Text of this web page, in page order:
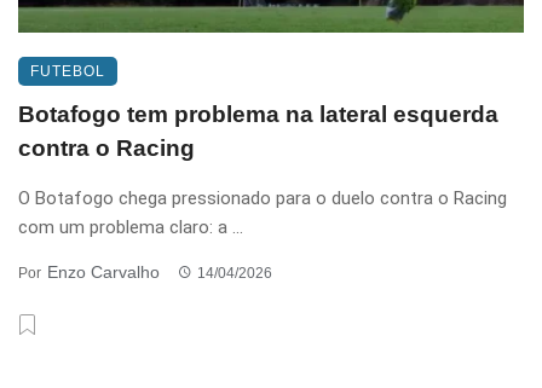
FUTEBOL
Botafogo tem problema na lateral esquerda
contra o Racing
O Botafogo chega pressionado para o duelo contra o Racing
com um problema claro: a ...
Por Enzo Carvalho 14/04/2026